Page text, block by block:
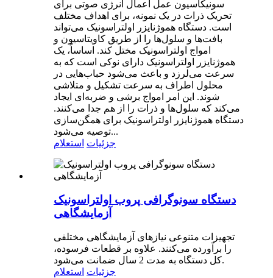
سونیکاسیون عمل اعمال انرژی صوتی برای
تحریک ذرات در یک نمونه، برای اهداف مختلف
است. دستگاه هموژنایزر اولتراسونیک می‌تواند
بافت‌ها و سلول‌ها را از طریق کاویتاسیون و
امواج اولتراسونیک مختل کند. اساساً، یک
هموژنایزر اولتراسونیک دارای نوکی است که به
سرعت می‌لرزد و باعث می‌شود حباب‌هایی در
محلول اطراف به سرعت تشکیل و متلاشی
شوند. این امر امواج برشی و ضربه‌ای ایجاد
می‌کند که سلول‌ها و ذرات را از هم جدا می‌کنند.
دستگاه هموژنایزر اولتراسونیک برای همگن‌سازی
توصیه می‌شود...
جزئیات استعلام
دستگاه سونوگرافی پروب اولتراسونیک
آزمایشگاهی
تجهیزات متنوعی نیازهای آزمایشگاهی مختلفی
را برآورده می‌کنند. علاوه بر قطعات فرسوده،
کل دستگاه به مدت 2 سال ضمانت می‌شود.
جزئیات استعلام